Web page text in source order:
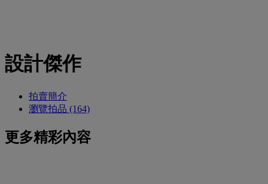
設計傑作
拍賣簡介
瀏覽拍品 (164)
更多精彩內容